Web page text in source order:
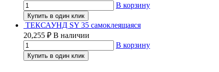
В корзину
Купить в один клик
ТЕКСАУНД SY 35 самоклеящаяся
20,255 ₽ В наличии
В корзину
Купить в один клик